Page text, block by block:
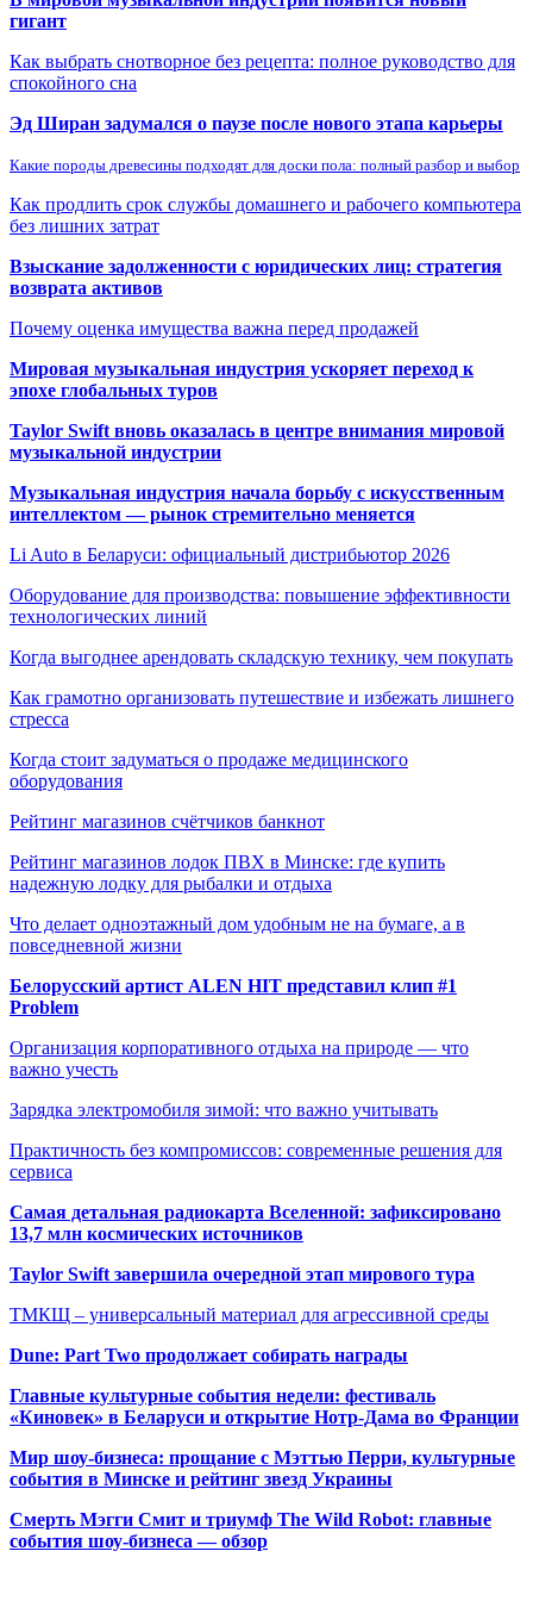
гигант
Как выбрать снотворное без рецепта: полное руководство для
спокойного сна
Эд Ширан задумался о паузе после нового этапа карьеры
Какие породы древесины подходят для доски пола: полный разбор и выбор
Как продлить срок службы домашнего и рабочего компьютера
без лишних затрат
Взыскание задолженности с юридических лиц: стратегия
возврата активов
Почему оценка имущества важна перед продажей
Мировая музыкальная индустрия ускоряет переход к
эпохе глобальных туров
Taylor Swift вновь оказалась в центре внимания мировой
музыкальной индустрии
Музыкальная индустрия начала борьбу с искусственным
интеллектом — рынок стремительно меняется
Li Auto в Беларуси: официальный дистрибьютор 2026
Оборудование для производства: повышение эффективности
технологических линий
Когда выгоднее арендовать складскую технику, чем покупать
Как грамотно организовать путешествие и избежать лишнего
стресса
Когда стоит задуматься о продаже медицинского
оборудования
Рейтинг магазинов счётчиков банкнот
Рейтинг магазинов лодок ПВХ в Минске: где купить
надежную лодку для рыбалки и отдыха
Что делает одноэтажный дом удобным не на бумаге, а в
повседневной жизни
Белорусский артист ALEN HIT представил клип #1
Problem
Организация корпоративного отдыха на природе — что
важно учесть
Зарядка электромобиля зимой: что важно учитывать
Практичность без компромиссов: современные решения для
сервиса
Самая детальная радиокарта Вселенной: зафиксировано
13,7 млн космических источников
Taylor Swift завершила очередной этап мирового тура
ТМКЩ – универсальный материал для агрессивной среды
Dune: Part Two продолжает собирать награды
Главные культурные события недели: фестиваль
«Киновек» в Беларуси и открытие Нотр-Дама во Франции
Мир шоу-бизнеса: прощание с Мэттью Перри, культурные
события в Минске и рейтинг звезд Украины
Смерть Мэгги Смит и триумф The Wild Robot: главные
события шоу-бизнеса — обзор